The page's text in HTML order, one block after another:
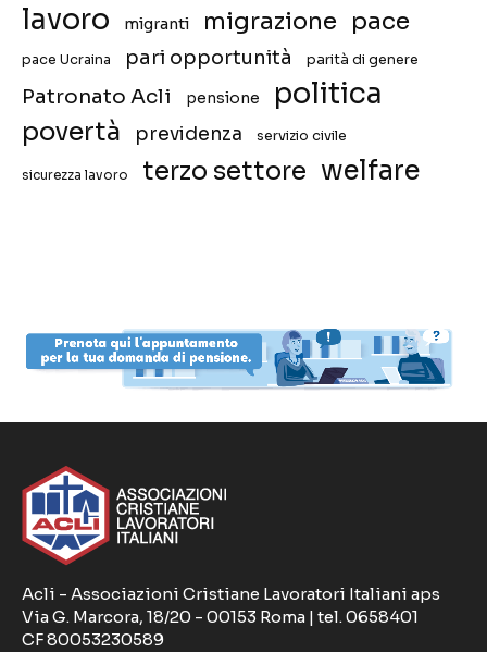
lavoro migranti migrazione pace
pace Ucraina pari opportunità parità di genere
Patronato Acli pensione politica
povertà previdenza servizio civile
sicurezza lavoro terzo settore welfare
Acli - Associazioni Cristiane Lavoratori Italiani aps
Via G. Marcora, 18/20 - 00153 Roma | tel. 0658401
CF 80053230589